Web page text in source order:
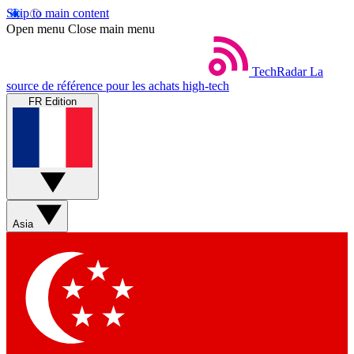
Skip to main content
Open menu Close main menu
TechRadar La
source de référence pour les achats high-tech
FR Edition
Asia